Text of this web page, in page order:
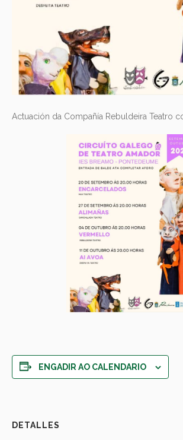
Actuación da Compañía Rebuldeira Teatro
ENGADIR AO CALENDARIO
DETALLES